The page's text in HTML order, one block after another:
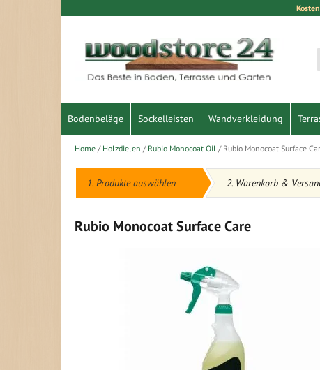
Inhalt
Bodenbeläge Sockelleisten Wandverkleidung
Home Holzdielen Rubio Monocoat Oil Rubio Monocoat Surface
1. Produkte auswählen 2. Warenkorb &
Rubio Monocoat Surface Care